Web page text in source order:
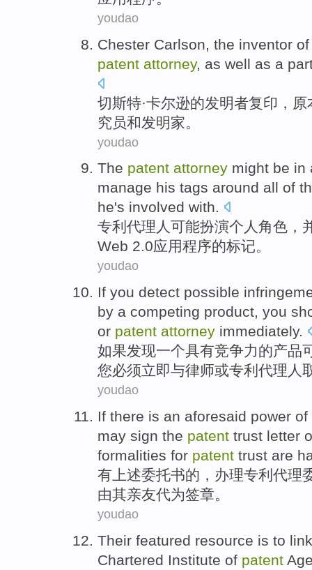
youdao
Chester Carlson the inventor
patent attorney, as well as a
切斯特·卡尔逊的发明者复印 ， 原
究员和发明家。
youdao
The patent attorney might be in
manage his tags around all of
he's involved with.
专利 代理人 可能扮演个人 角色 ，
Web 2.0应用程序的标记。
youdao
If you detect possible
by a competing product, you
or patent attorney immediately.
如果发现一个具有竞争力的产品
您必须立即与律师或专利 代理人
youdao
If there is an aforesaid power of
may sign the patent trust letter
formalities for patent trust are
有 上述委托书的 ，办理专利 代理
由其亲友代为签章。
youdao
Their featured resource is to link
Chartered Institute of patent